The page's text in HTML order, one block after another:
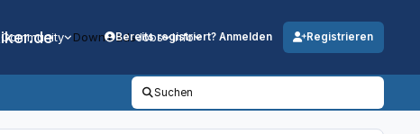
Community DownloadsJobs Info
Bereits registriert? Anmelden Registrieren
Suchen